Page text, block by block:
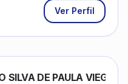
Ver Perfil
SILVA DE PAULA VIEGAS